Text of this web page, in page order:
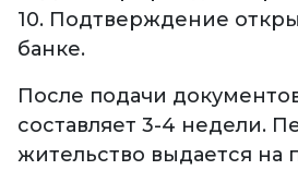
10. Подтверждение
банке.
После подачи
составляет 3-4 недели.
жительство выдается на